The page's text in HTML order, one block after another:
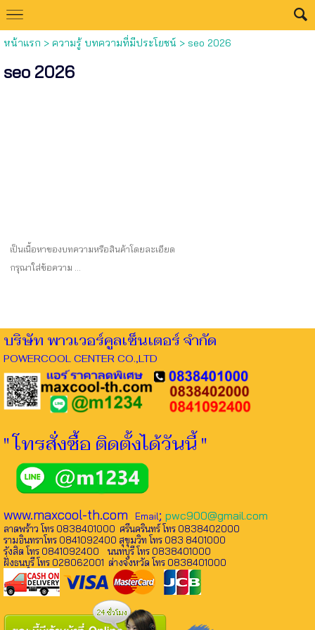
หน้าแรก > ความรู้ บทความที่มีประโยชน์ > seo 2026
seo 2026
เป็นเนื้อหาของบทความหรือสินค้าโดยละเอียด
กรุณาใส่ข้อความ …
บริษัท พาวเวอร์คูลเซ็นเตอร์ จำกัด
POWERCOOL CENTER CO.,LTD
" โทรสั่งซื้อ ติดตั้งได้วันนี้ "
www.maxcool-th.com Email; pwc900@gmail.com
ลาดพร้าว โทร 0838401000 ศรีนครินทร์ โทร 0838402000
รามอินทราโทร 0841092400 สุขุมวิท โทร 083 8401000
รังสิต โทร 0841092400 นนทบุรี โทร 0838401000
ฝั่งธนบุรี โทร 028062001 ต่างจังหวัด โทร 0838401000